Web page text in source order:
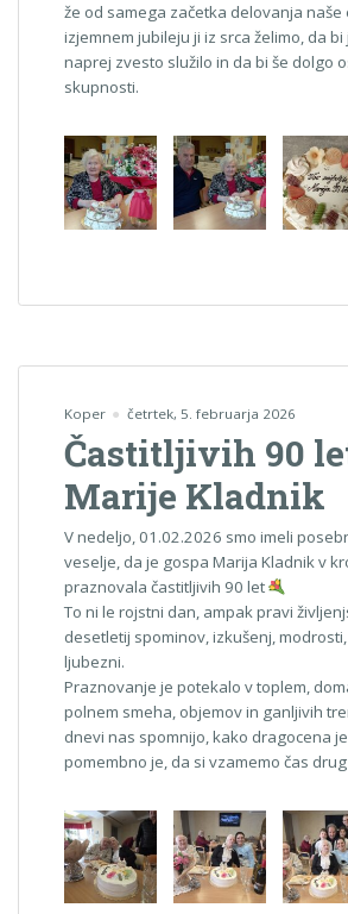
že od samega začetka delovanja naše
izjemnem jubileju ji iz srca želimo, da bi
naprej zvesto služilo in da bi še dolgo
skupnosti.
Koper četrtek, 5. februarja 2026
Častitljivih 90
Marije Kladnik
V nedeljo, 01.02.2026 smo imeli
veselje, da je gospa Marija Kladnik v
praznovala častitljivih 90 let
To ni le rojstni dan, ampak pravi
desetletij spominov, izkušenj,
ljubezni.
Praznovanje je potekalo v toplem,
polnem smeha, objemov in ganljivih
dnevi nas spomnijo, kako dragocena
pomembno je, da si vzamemo čas